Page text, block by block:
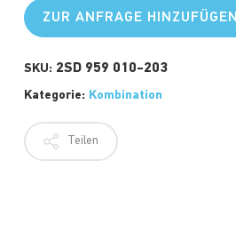
ZUR ANFRAGE HINZUFÜGEN
SKU: 2SD 959 010-203
Kategorie: Kombination
Teilen